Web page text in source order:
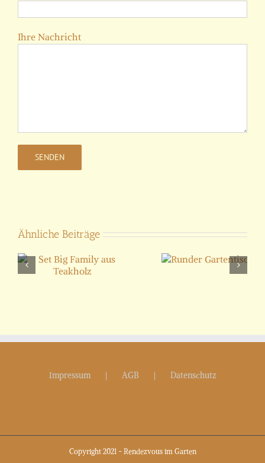
Ihre Nachricht
Ähnliche Beiträge
Runder
Impressum AGB Datenschutz
Copyright 2021 - Rendezvous im Garten